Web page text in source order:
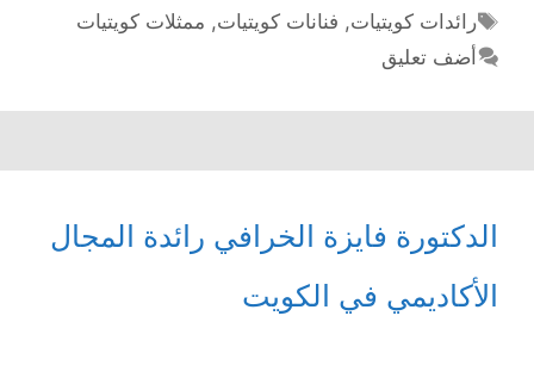
الوسوم
رائدات كويتيات, فنانات كويتيات, ممثلات كويتيات
أضف تعليق
الدكتورة فايزة الخرافي رائدة المجال
الأكاديمي في الكويت